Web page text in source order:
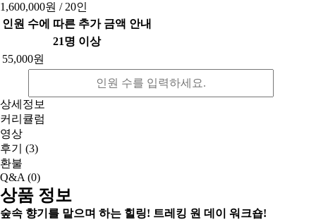
1,600,000원 / 20인
인원 수에 따른 추가 금액 안내
21명 이상
55,000원
상세정보
커리큘럼
영상
후기 (3)
환불
Q&A (0)
상품 정보
숲속 향기를 맡으며 하는 힐링! 트레킹 원 데이 워크숍!